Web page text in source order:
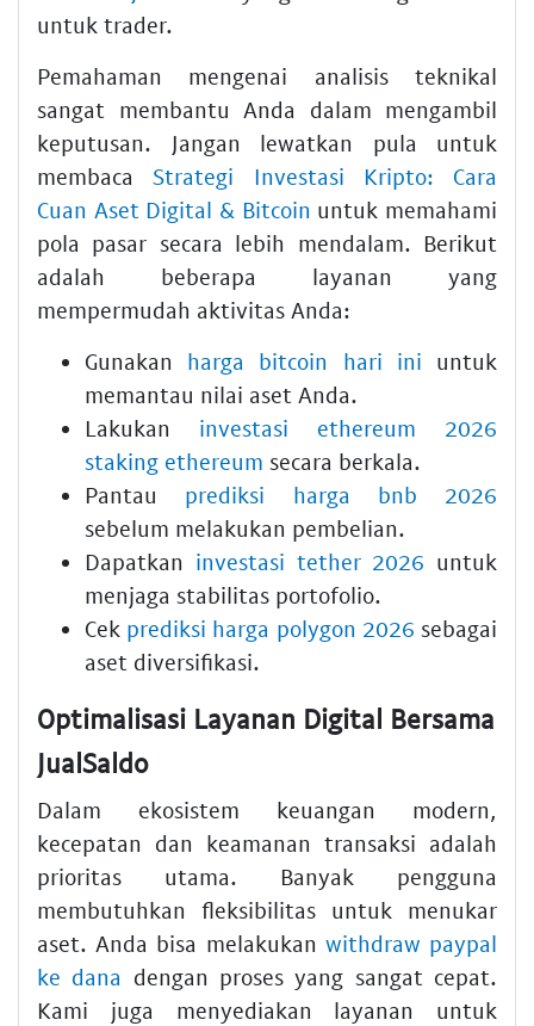
untuk trader.
Pemahaman mengenai analisis teknikal
sangat membantu Anda dalam mengambil
keputusan. Jangan lewatkan pula untuk
membacaStrategi Investasi Kripto: Cara
Cuan Aset Digital & Bitcoin untuk memahami
pola pasar secara lebih mendalam. Berikut
adalah beberapa layanan yang
mempermudah aktivitas Anda:
Gunakan harga bitcoin hari ini untuk
memantau nilai aset Anda.
Lakukan investasi ethereum 2026
staking ethereum secara berkala.
Pantau prediksi harga bnb 2026
sebelum melakukan pembelian.
Dapatkan investasi tether 2026 untuk
menjaga stabilitas portofolio.
Cek prediksi harga polygon 2026 sebagai
aset diversifikasi.
Optimalisasi Layanan Digital Bersama
JualSaldo
Dalam ekosistem keuangan modern,
kecepatan dan keamanan transaksi adalah
prioritas utama. Banyak pengguna
membutuhkan fleksibilitas untuk menukar
aset. Anda bisa melakukan withdraw paypal
ke dana dengan proses yang sangat cepat.
Kami juga menyediakan layanan untuk